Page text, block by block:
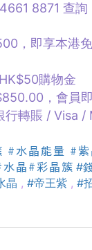
8871 查詢
，即享本港
購物金
，會員
行轉賬 / Visa /
#水晶能量 #
晶#彩晶簇 #
晶 , #帝王紫 , #